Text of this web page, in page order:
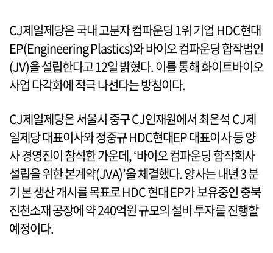
CJ제일제당은 국내 고분자 컴파운딩 1위 기업 HDC현대
EP(Engineering Plastics)와 바이오 컴파운딩 합작법인
(JV)을 설립한다고 12일 밝혔다. 이를 통해 화이트바이오
사업 다각화에 적극 나선다는 방침이다.
CJ제일제당은 서울시 중구 CJ인재원에서 최은석 CJ제
일제당 대표이사와 정중규 HDC현대EP 대표이사 등 양
사 경영진이 참석한 가운데, ‘바이오 컴파운딩 합작회사
설립을 위한 본계약(JVA)’을 체결했다. 양사는 내년 3 분
기 본 생산 개시를 목표로 HDC 현대 EP가 보유중인 충북
진천소재 공장에 약 240억원 규모의 설비 투자를 진행할
예정이다.